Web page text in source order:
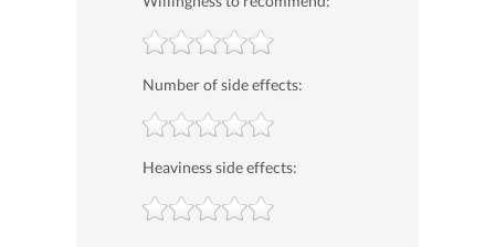
Number of side effects:
Heaviness side effects: